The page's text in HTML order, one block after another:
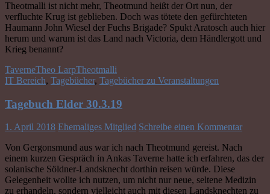
Theotmalli ist nicht mehr, Theotmund heißt der Ort nun, der
verfluchte Krug ist geblieben. Doch was tötete den gefürchteten
Haumann John Wiesel der Fuchs Brigade? Spukt Aratosch auch hier
herum und warum ist das Land nach Victoria, dem Händlergott und
Krieg benannt?
TaverneTheo LarpTheotmalli
IT Bereich, Tagebücher, Tagebücher zu Veranstaltungen
Tagebuch Elder 30.3.19
1. April 2018 Ehemaliges Mitglied Schreibe einen Kommentar
Von Gergonsmund aus war ich nach Theotmund gereist. Nach
einem kurzen Gespräch in Ankas Taverne hatte ich erfahren, das der
solanische Söldner-Landsknecht dorthin reisen würde. Diese
Gelegenheit wollte ich nutzen, um nicht nur neue, seltene Medizin
zu erhandeln, sondern vielleicht auch mit diesen Landsknechten zu